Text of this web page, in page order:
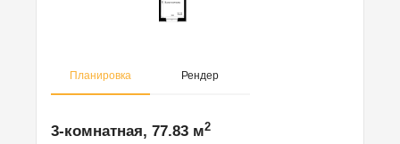
Планировка Рендер
3-комнатная, 77.83 м2